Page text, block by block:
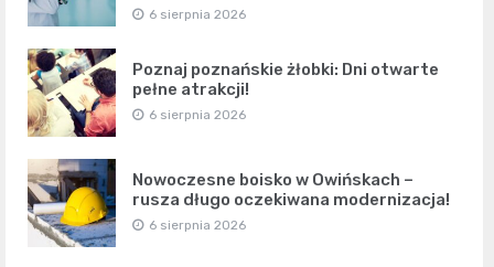
6 sierpnia 2026
Poznaj poznańskie żłobki: Dni otwarte
pełne atrakcji!
6 sierpnia 2026
Nowoczesne boisko w Owińskach –
rusza długo oczekiwana modernizacja!
6 sierpnia 2026